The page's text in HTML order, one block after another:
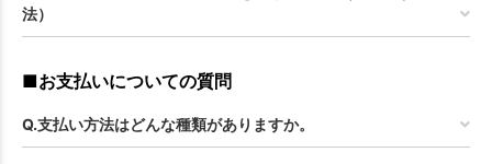
法）
■お支払いについての質問
Q.支払い方法はどんな種類がありますか。